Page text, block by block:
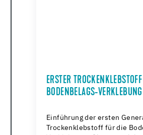
ERSTER
BODENBELAGS-VERKLEBUNG
Einführung der ersten
Trockenklebstoff für die